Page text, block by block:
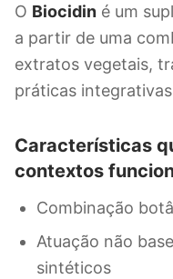
O Biocidin é um
a partir de uma
extratos vegetais,
práticas
Características
contextos
Combinação
Atuação não
sintéticos